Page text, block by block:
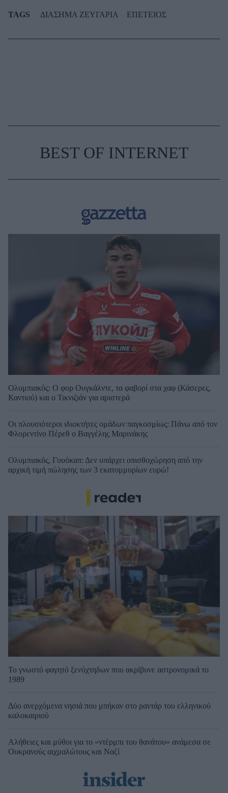
TAGS ΔΙΑΣΗΜΑ ΖΕΥΓΑΡΙΑ ΕΠΕΤΕΙΟΣ
BEST OF INTERNET
Ολυμπιακός: Ο φορ Ουγκάλντε, τα φαβορί στα χαφ (Κάσερες,
Καντιού) και ο Τικνιζιάν για αριστερά
Οι πλουσιότεροι ιδιοκτήτες ομάδων παγκοσμίως: Πάνω από τον
Φλορεντίνο Πέρεθ ο Βαγγέλης Μαρινάκης
Ολυμπιακός, Γουόκαπ: Δεν υπάρχει οπισθοχώρηση από την
αρχική τιμή πώλησης των 3 εκατομμυρίων ευρώ!
Το γνωστό φαγητό ξενύχτηδων που ακρίβυνε αστρονομικά το
1989
Δύο ανερχόμενα νησιά που μπήκαν στο ραντάρ του ελληνικού
καλοκαιριού
Αλήθειες και μύθοι για το «ντέρμπι του θανάτου» ανάμεσα σε
Ουκρανούς αιχμαλώτους και Ναζί